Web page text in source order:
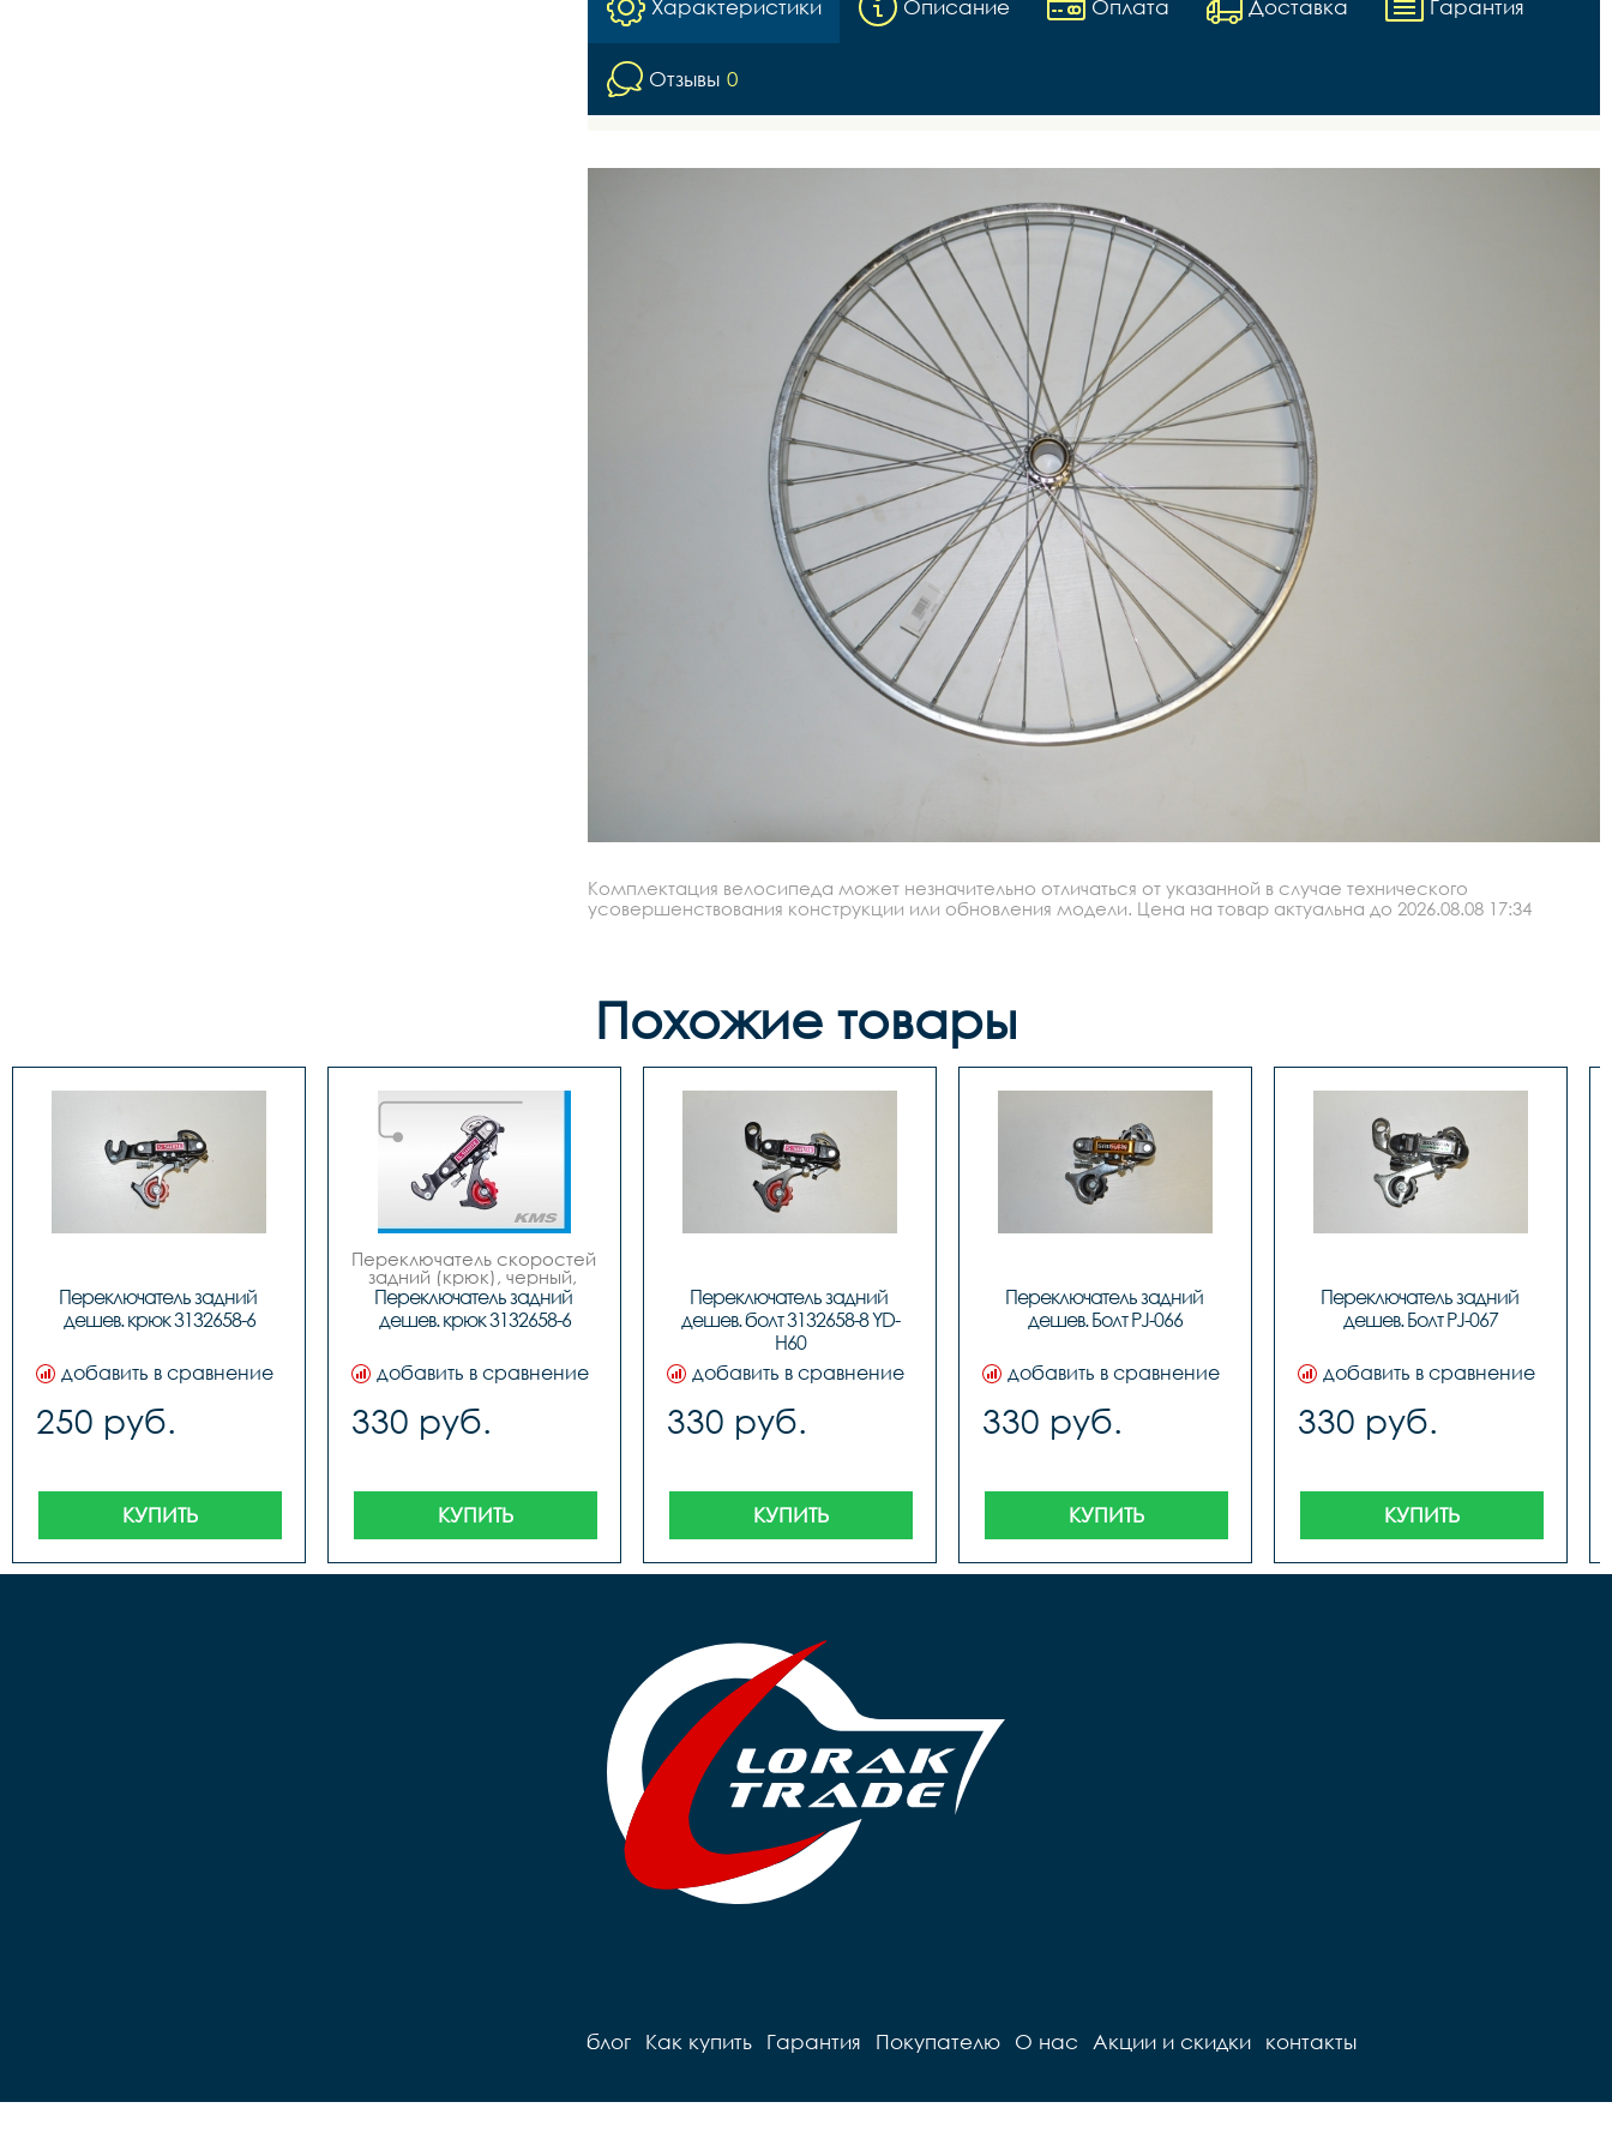
Характеристики Описание Оплата Доставка Гарантия
Отзывы 0
Комплектация велосипеда может незначительно отличаться от указанной в случае технического
усовершенствования конструкции или обновления модели. Цена на товар актуальна до 2026.08.08 17:34
Похожие товары
Переключатель задний
дешев. крюк 3132658-6
добавить в сравнение
250 руб.
КУПИТЬ
Переключатель скоростей
задний (крюк), черный,
завод SShine
Переключатель задний
дешев. крюк 3132658-6
добавить в сравнение
330 руб.
КУПИТЬ
Переключатель задний
дешев. болт 3132658-8 YD-
H60
добавить в сравнение
330 руб.
КУПИТЬ
Переключатель задний
дешев. Болт PJ-066
добавить в сравнение
330 руб.
КУПИТЬ
Переключатель задний
дешев. Болт PJ-067
добавить в сравнение
330 руб.
КУПИТЬ
блог Как купить Гарантия Покупателю О нас Акции и скидки контакты